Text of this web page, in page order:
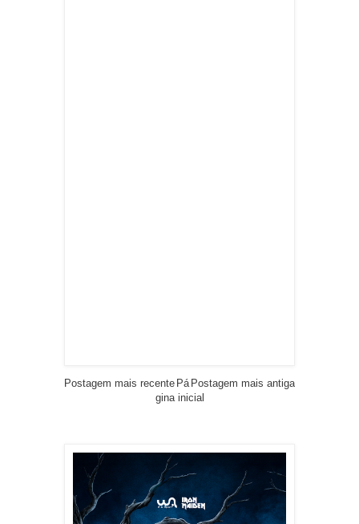
Postagem mais recente Postagem mais antiga
Pá
gina inicial